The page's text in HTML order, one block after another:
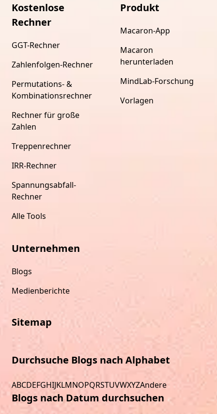
Kostenlose
Rechner
GGT-Rechner
Zahlenfolgen-Rechner
Permutations- &
Kombinationsrechner
Rechner für große
Zahlen
Treppenrechner
IRR-Rechner
Spannungsabfall-
Rechner
Alle Tools
Produkt
Macaron-App
Macaron
herunterladen
MindLab-Forschung
Vorlagen
Unternehmen
Blogs
Medienberichte
Sitemap
Durchsuche Blogs nach Alphabet
ABCDEFGHIJKLMNOPQRSTUVWXYZAndere
Blogs nach Datum durchsuchen